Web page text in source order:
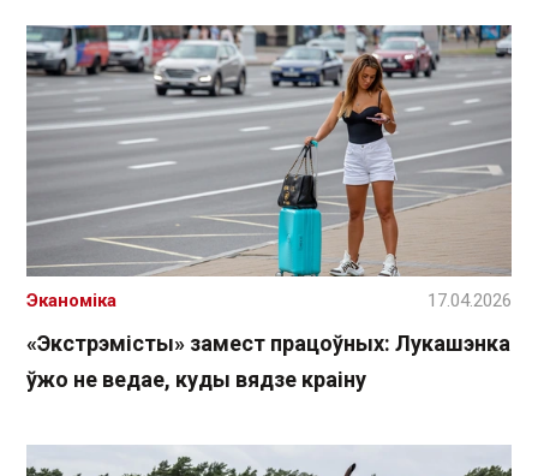
«Экстрэмісты» замест працоўных: Лукашэнка
ўжо не ведае, куды вядзе краіну
Эканоміка 17.04.2026